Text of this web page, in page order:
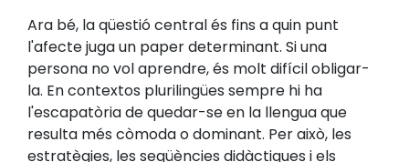
Ara bé, la qüestió central és fins a quin punt
l'afecte juga un paper determinant. Si una
persona no vol aprendre, és molt difícil obligar-
la. En contextos plurilingües sempre hi ha
l'escapatòria de quedar-se en la llengua que
resulta més còmoda o dominant. Per això, les
estratègies, les seqüències didàctiques i els